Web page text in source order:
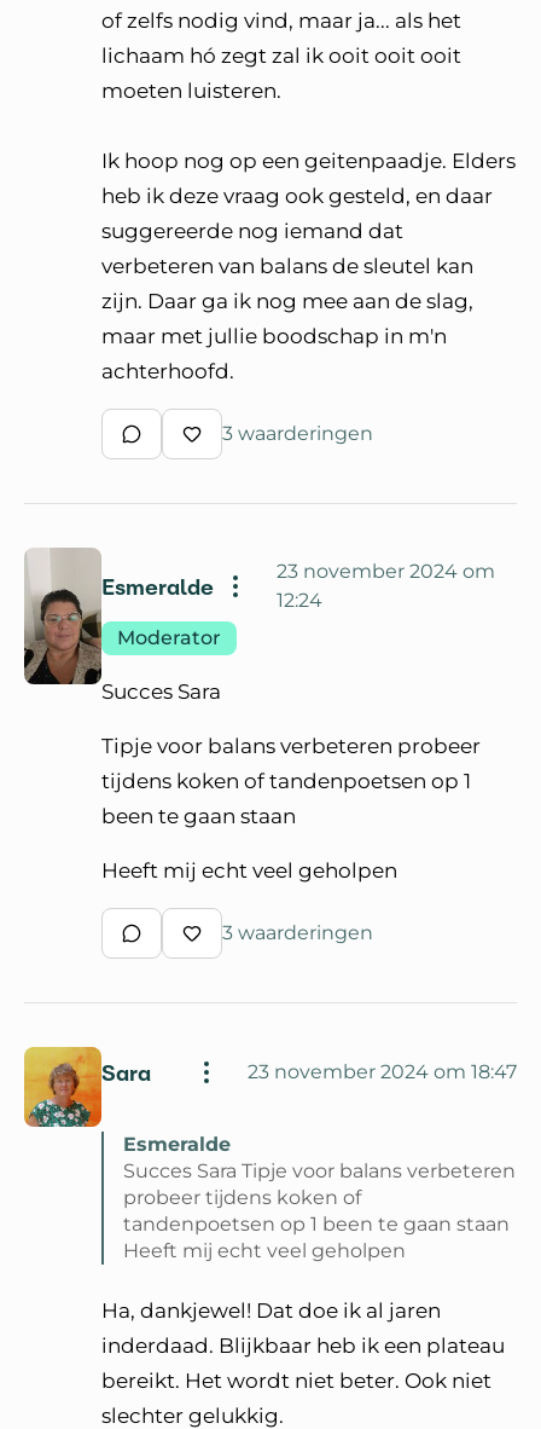
of zelfs nodig vind, maar ja... als het
lichaam hó zegt zal ik ooit ooit ooit
moeten luisteren.
Ik hoop nog op een geitenpaadje. Elders
heb ik deze vraag ook gesteld, en daar
suggereerde nog iemand dat
verbeteren van balans de sleutel kan
zijn. Daar ga ik nog mee aan de slag,
maar met jullie boodschap in m'n
achterhoofd.
Schrijf een reactie
Waardeer reactie
3 waarderingen
Esmeralde
23 november 2024 om
12:24
Moderator
Succes Sara
Tipje voor balans verbeteren probeer
tijdens koken of tandenpoetsen op 1
been te gaan staan
Heeft mij echt veel geholpen
Schrijf een reactie
Waardeer reactie
3 waarderingen
Sara 23 november 2024 om 18:47
Esmeralde
Succes Sara Tipje voor balans verbeteren
probeer tijdens koken of
tandenpoetsen op 1 been te gaan staan
Heeft mij echt veel geholpen
Ha, dankjewel! Dat doe ik al jaren
inderdaad. Blijkbaar heb ik een plateau
bereikt. Het wordt niet beter. Ook niet
slechter gelukkig.